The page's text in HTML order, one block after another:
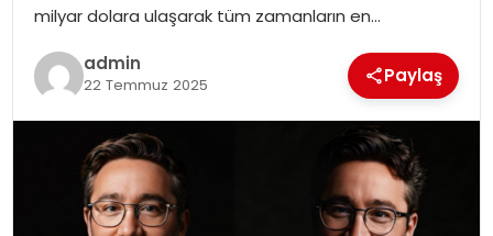
milyar dolara ulaşarak tüm zamanların en…
admin
22 Temmuz 2025 Paylaş